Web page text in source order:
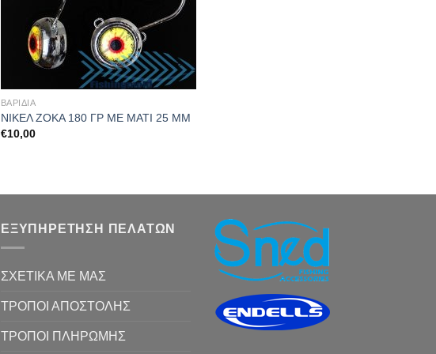
ΒΑΡΙΔΙΑ
ΝΙΚΕΛ ΖΟΚΑ 180 ΓΡ ΜΕ ΜΑΤΙ 25 ΜΜ
€10,00
ΕΞΥΠΗΡΕΤΗΣΗ ΠΕΛΑΤΩΝ
ΣΧΕΤΙΚΑ ΜΕ ΜΑΣ
ΤΡΟΠΟΙ ΑΠΟΣΤΟΛΗΣ
ΤΡΟΠΟΙ ΠΛΗΡΩΜΗΣ